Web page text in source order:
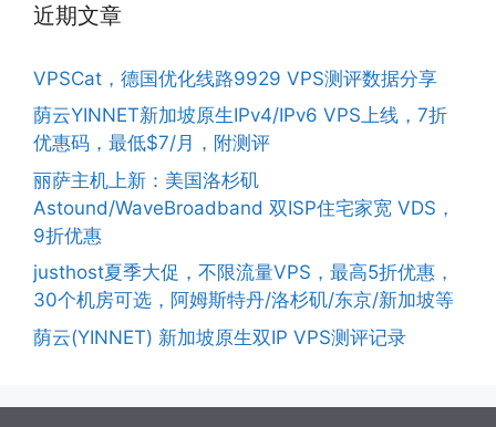
近期文章
VPSCat，德国优化线路9929 VPS测评数据分享
荫云YINNET新加坡原生IPv4/IPv6 VPS上线，7折
优惠码，最低$7/月，附测评
丽萨主机上新：美国洛杉矶
Astound/WaveBroadband 双ISP住宅家宽 VDS，
9折优惠
justhost夏季大促，不限流量VPS，最高5折优惠，
30个机房可选，阿姆斯特丹/洛杉矶/东京/新加坡等
荫云(YINNET) 新加坡原生双IP VPS测评记录